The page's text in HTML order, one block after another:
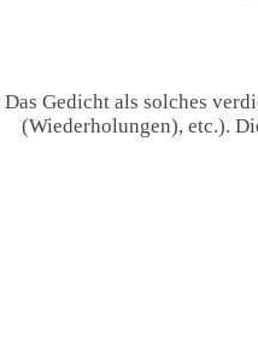
Das Gedicht als solches
(Wiederholungen), etc.).